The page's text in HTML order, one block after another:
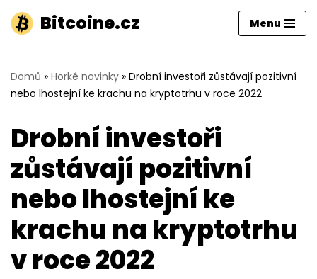
Přeskočit
obsah
Bitcoine.cz Menu
Domů » Horké novinky » Drobní investoři zůstávají pozitivní
nebo lhostejní ke krachu na kryptotrhu v roce 2022
Drobní investoři
zůstávají pozitivní
nebo lhostejní ke
krachu na kryptotrhu
v roce 2022